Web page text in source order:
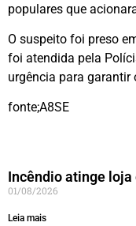
populares que
O suspeito foi preso
foi atendida pela
urgência para garantir
fonte;A8SE
Incêndio atinge loja
01/08/2026
Leia mais